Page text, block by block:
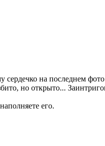
сердечко на последнем фото
но открыто...
его.